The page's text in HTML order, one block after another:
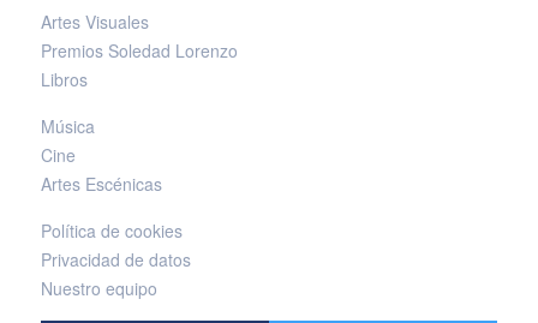
Artes Visuales
Premios Soledad Lorenzo
Libros
Música
Cine
Artes Escénicas
Política de cookies
Privacidad de datos
Nuestro equipo